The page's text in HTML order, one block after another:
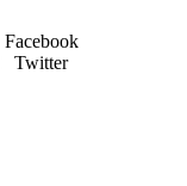
Facebook
Twitter